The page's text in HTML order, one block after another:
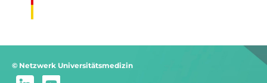
© Netzwerk Universitätsmedizin